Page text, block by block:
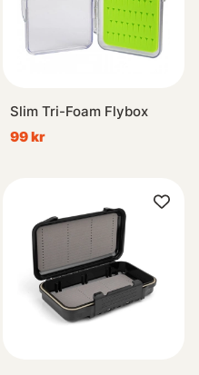
Slim Tri-Foam Flybox
99 kr